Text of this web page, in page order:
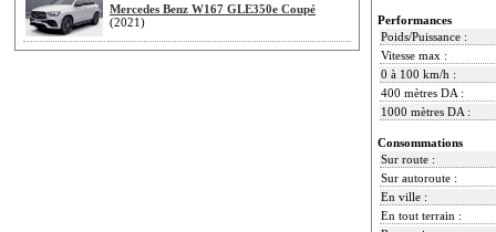
Mercedes Benz W167 GLE350e Coupé
(2021)
Performances
Poids/Puissance :
Vitesse max :
0 à 100 km/h :
400 mètres DA :
1000 mètres DA :
Consommations
Sur route :
Sur autoroute :
En ville :
En tout terrain :